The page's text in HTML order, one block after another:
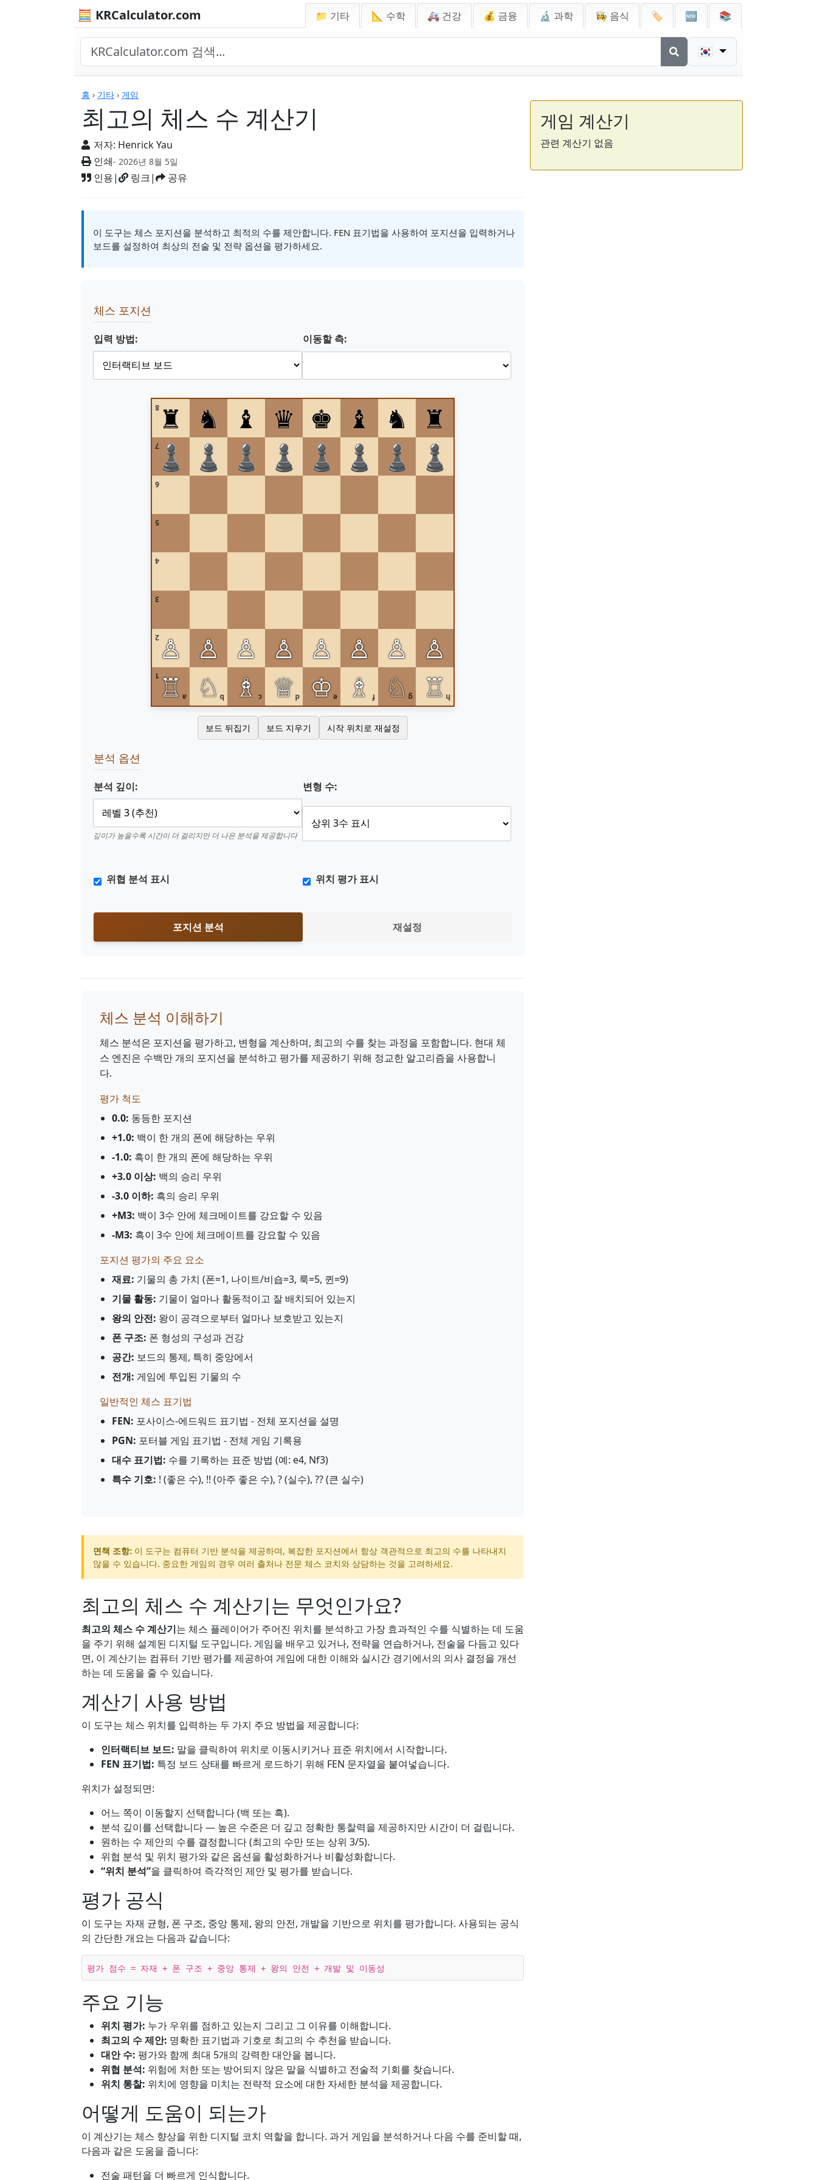
🧮 KRCalculator.com 📁 기타 📐 수학 🚑 건강 💰 금융 🔬 과학 👩‍🍳 음식 🏷️ 🆕 📚
🇰🇷
홈 › 기타 › 게임
최고의 체스 수 계산기
저자: Henrick Yau
인쇄- 2026년 8월 5일
인용| 링크| 공유
계산기
이 도구는 체스 포지션을 분석하고 최적의 수를 제안합니다. FEN 표기법을 사용하여 포지션을 입력하거나
보드를 설정하여 최상의 전술 및 전략 옵션을 평가하세요.
체스 포지션
입력 방법: 이동할 측:
8♜ ♞ ♝ ♛ ♚ ♝ ♞ ♜
7
♟ ♟ ♟ ♟ ♟ ♟ ♟ ♟
6
5
4
3
2♙ ♙ ♙ ♙ ♙ ♙ ♙ ♙
1
a
♖ b
♘ c
♗ d
♕ e
♔ f
♗ g
♘ h
♖
보드 뒤집기 보드 지우기 시작 위치로 재설정
분석 옵션
분석 깊이:
깊이가 높을수록 시간이 더 걸리지만 더 나은 분석을 제공합니다
변형 수:
위협 분석 표시 위치 평가 표시
포지션 분석 재설정
체스 분석 이해하기
체스 분석은 포지션을 평가하고, 변형을 계산하며, 최고의 수를 찾는 과정을 포함합니다. 현대 체
스 엔진은 수백만 개의 포지션을 분석하고 평가를 제공하기 위해 정교한 알고리즘을 사용합니
다.
평가 척도
0.0: 동등한 포지션
+1.0: 백이 한 개의 폰에 해당하는 우위
-1.0: 흑이 한 개의 폰에 해당하는 우위
+3.0 이상: 백의 승리 우위
-3.0 이하: 흑의 승리 우위
+M3: 백이 3수 안에 체크메이트를 강요할 수 있음
-M3: 흑이 3수 안에 체크메이트를 강요할 수 있음
포지션 평가의 주요 요소
재료: 기물의 총 가치 (폰=1, 나이트/비숍=3, 룩=5, 퀸=9)
기물 활동: 기물이 얼마나 활동적이고 잘 배치되어 있는지
왕의 안전: 왕이 공격으로부터 얼마나 보호받고 있는지
폰 구조: 폰 형성의 구성과 건강
공간: 보드의 통제, 특히 중앙에서
전개: 게임에 투입된 기물의 수
일반적인 체스 표기법
FEN: 포사이스-에드워드 표기법 - 전체 포지션을 설명
PGN: 포터블 게임 표기법 - 전체 게임 기록용
대수 표기법: 수를 기록하는 표준 방법 (예: e4, Nf3)
특수 기호: ! (좋은 수), !! (아주 좋은 수), ? (실수), ?? (큰 실수)
면책 조항: 이 도구는 컴퓨터 기반 분석을 제공하며, 복잡한 포지션에서 항상 객관적으로 최고의 수를 나타내지
않을 수 있습니다. 중요한 게임의 경우 여러 출처나 전문 체스 코치와 상담하는 것을 고려하세요.
최고의 체스 수 계산기는 무엇인가요?
최고의 체스 수 계산기는 체스 플레이어가 주어진 위치를 분석하고 가장 효과적인 수를 식별하는 데 도움
을 주기 위해 설계된 디지털 도구입니다. 게임을 배우고 있거나, 전략을 연습하거나, 전술을 다듬고 있다
면, 이 계산기는 컴퓨터 기반 평가를 제공하여 게임에 대한 이해와 실시간 경기에서의 의사 결정을 개선
하는 데 도움을 줄 수 있습니다.
계산기 사용 방법
이 도구는 체스 위치를 입력하는 두 가지 주요 방법을 제공합니다:
인터랙티브 보드: 말을 클릭하여 위치로 이동시키거나 표준 위치에서 시작합니다.
FEN 표기법: 특정 보드 상태를 빠르게 로드하기 위해 FEN 문자열을 붙여넣습니다.
위치가 설정되면:
어느 쪽이 이동할지 선택합니다 (백 또는 흑).
분석 깊이를 선택합니다 — 높은 수준은 더 깊고 정확한 통찰력을 제공하지만 시간이 더 걸립니다.
원하는 수 제안의 수를 결정합니다 (최고의 수만 또는 상위 3/5).
위협 분석 및 위치 평가와 같은 옵션을 활성화하거나 비활성화합니다.
“위치 분석”을 클릭하여 즉각적인 제안 및 평가를 받습니다.
평가 공식
이 도구는 자재 균형, 폰 구조, 중앙 통제, 왕의 안전, 개발을 기반으로 위치를 평가합니다. 사용되는 공식
의 간단한 개요는 다음과 같습니다:
평가 점수 = 자재 + 폰 구조 + 중앙 통제 + 왕의 안전 + 개발 및 이동성
주요 기능
위치 평가: 누가 우위를 점하고 있는지 그리고 그 이유를 이해합니다.
최고의 수 제안: 명확한 표기법과 기호로 최고의 수 추천을 받습니다.
대안 수: 평가와 함께 최대 5개의 강력한 대안을 봅니다.
위협 분석: 위험에 처한 또는 방어되지 않은 말을 식별하고 전술적 기회를 찾습니다.
위치 통찰: 위치에 영향을 미치는 전략적 요소에 대한 자세한 분석을 제공합니다.
어떻게 도움이 되는가
이 계산기는 체스 향상을 위한 디지털 코치 역할을 합니다. 과거 게임을 분석하거나 다음 수를 준비할 때,
다음과 같은 도움을 줍니다:
전술 패턴을 더 빠르게 인식합니다.
게임 계산기
관련 계산기 없음